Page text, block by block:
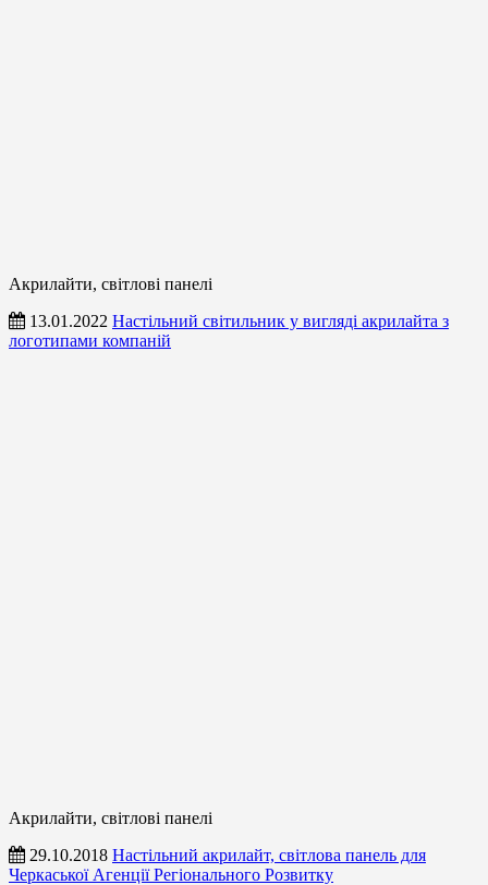
Акрилайти, світлові панелі
13.01.2022 Настільний світильник у вигляді акрилайта з
логотипами компаній
Акрилайти, світлові панелі
29.10.2018 Настільний акрилайт, світлова панель для
Черкаської Агенції Регіонального Розвитку